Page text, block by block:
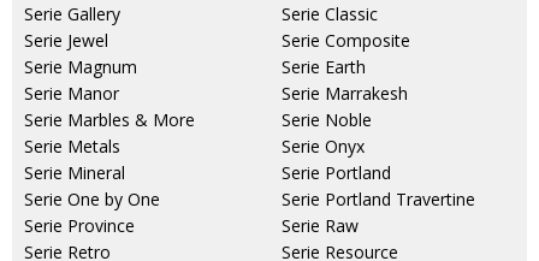
Serie Gallery
Serie Jewel
Serie Magnum
Serie Manor
Serie Marbles & More
Serie Metals
Serie Mineral
Serie One by One
Serie Province
Serie Retro
Serie Classic
Serie Composite
Serie Earth
Serie Marrakesh
Serie Noble
Serie Onyx
Serie Portland
Serie Portland Travertine
Serie Raw
Serie Resource